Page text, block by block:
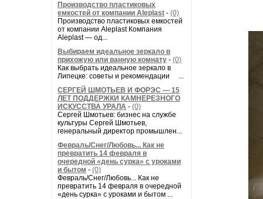
Производство пластиковых
емкостей от компании Aleplast - (0)
Производство пластиковых емкостей
от компании Aleplast Компания
Aleplast — од...
Выбираем идеальное зеркало в
прихожую или ванную комнату - (0)
Как выбрать идеальное зеркало в
Липецке: советы и рекомендации ...
СЕРГЕЙ ШМОТЬЕВ И ФОРЭС — 15
ЛЕТ ПОДДЕРЖКИ КАМНЕРЕЗНОГО
ИСКУССТВА УРАЛА - (0)
Сергей Шмотьев: бизнес на службе
культуры Сергей Шмотьев,
генеральный директор промышлен...
Февраль/Снег/Любовь... Как не
превратить 14 февраля в
очередной «день сурка» с уроками
и бытом - (0)
Февраль/Снег/Любовь... Как не
превратить 14 февраля в очередной
«день сурка» с уроками и бытом ...